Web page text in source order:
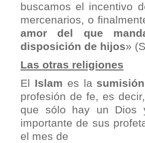
buscamos el incentivo
mercenarios, o
amor del que
disposición de hijos»
Las otras religiones
El Islam es la sumisión
profesión de fe, es
que sólo hay un Dios
importante de sus
el mes de